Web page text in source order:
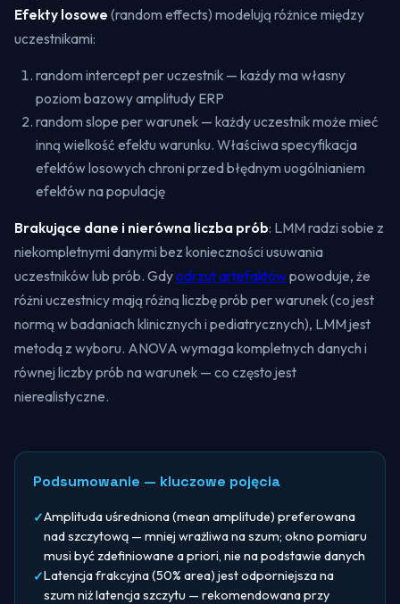
Efekty losowe (random effects) modelują różnice między
uczestnikami:
random intercept per uczestnik — każdy ma własny
poziom bazowy amplitudy ERP
random slope per warunek — każdy uczestnik może mieć
inną wielkość efektu warunku. Właściwa specyfikacja
efektów losowych chroni przed błędnym uogólnianiem
efektów na populację
Brakujące dane i nierówna liczba prób: LMM radzi sobie z
niekompletnymi danymi bez konieczności usuwania
uczestników lub prób. Gdyodrzut artefaktówpowoduje, że
różni uczestnicy mają różną liczbę prób per warunek (co jest
normą w badaniach klinicznych i pediatrycznych), LMM jest
metodą z wyboru. ANOVA wymaga kompletnych danych i
równej liczby prób na warunek — co często jest
nierealistyczne.
Podsumowanie — kluczowe pojęcia
Amplituda uśredniona (mean amplitude) preferowana
nad szczytową — mniej wrażliwa na szum; okno pomiaru
musi być zdefiniowane a priori, nie na podstawie danych
Latencja frakcyjna (50% area) jest odporniejsza na
szum niż latencja szczytu — rekomendowana przy